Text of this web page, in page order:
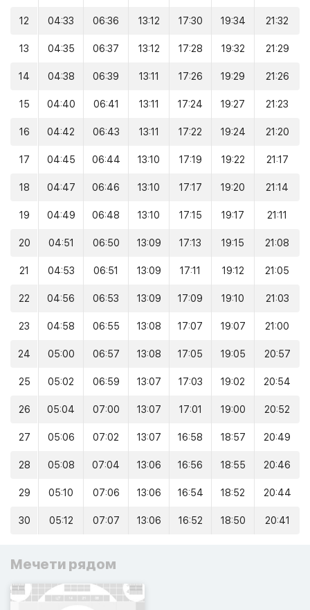
12 04:33 06:36 13:12 17:30 19:34 21:32
13 04:35 06:37 13:12 17:28 19:32 21:29
14 04:38 06:39 13:11 17:26 19:29 21:26
15 04:40 06:41 13:11 17:24 19:27 21:23
16 04:42 06:43 13:11 17:22 19:24 21:20
17 04:45 06:44 13:10 17:19 19:22 21:17
18 04:47 06:46 13:10 17:17 19:20 21:14
19 04:49 06:48 13:10 17:15 19:17 21:11
20 04:51 06:50 13:09 17:13 19:15 21:08
21 04:53 06:51 13:09 17:11 19:12 21:05
22 04:56 06:53 13:09 17:09 19:10 21:03
23 04:58 06:55 13:08 17:07 19:07 21:00
24 05:00 06:57 13:08 17:05 19:05 20:57
25 05:02 06:59 13:07 17:03 19:02 20:54
26 05:04 07:00 13:07 17:01 19:00 20:52
27 05:06 07:02 13:07 16:58 18:57 20:49
28 05:08 07:04 13:06 16:56 18:55 20:46
29 05:10 07:06 13:06 16:54 18:52 20:44
30 05:12 07:07 13:06 16:52 18:50 20:41
Мечети рядом